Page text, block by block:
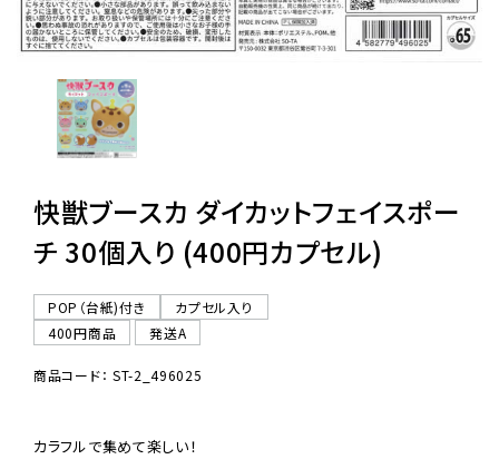
06-6282-7659
快獣ブースカ ダイカットフェイスポー
チ 30個入り (400円カプセル)
POP（台紙)付き
カプセル入り
400円商品
発送A
商品コード： ST-2_496025
カラフルで集めて楽しい！